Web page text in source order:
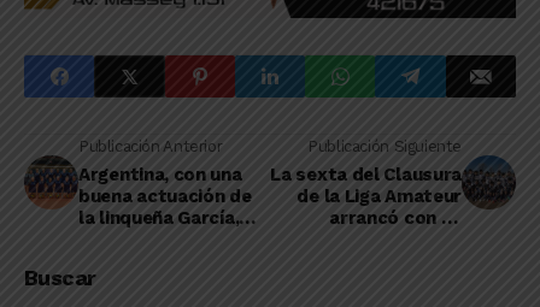
Publicación Anterior
Argentina, con una
buena actuación de
la linqueña García,
Publicación Siguiente
La sexta del Clausura
de la Liga Amateur
arrancó con 14
Buscar